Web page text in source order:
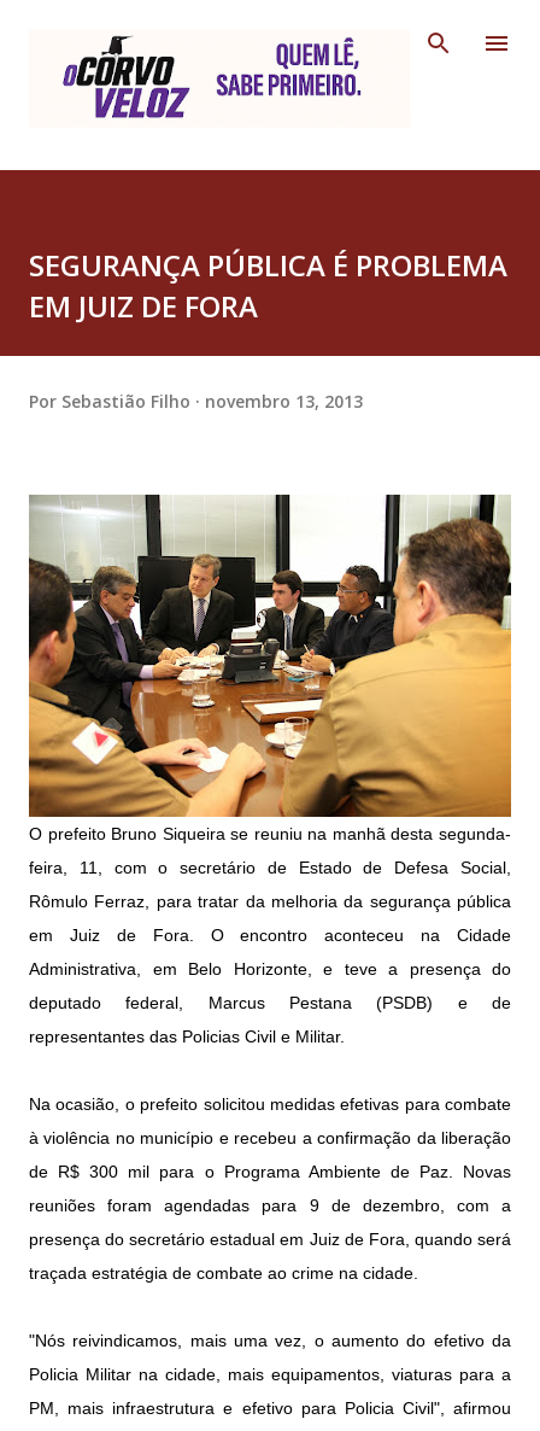
SEGURANÇA PÚBLICA É PROBLEMA
EM JUIZ DE FORA
Por Sebastião Filho novembro 13, 2013
O prefeito Bruno Siqueira se reuniu na manhã desta segunda-
feira, 11, com o secretário de Estado de Defesa Social,
Rômulo Ferraz, para tratar da melhoria da segurança pública
em Juiz de Fora. O encontro aconteceu na Cidade
Administrativa, em Belo Horizonte, e teve a presença do
deputado federal, Marcus Pestana (PSDB) e de
representantes das Policias Civil e Militar.
Na ocasião, o prefeito solicitou medidas efetivas para combate
à violência no município e recebeu a confirmação da liberação
de R$ 300 mil para o Programa Ambiente de Paz. Novas
reuniões foram agendadas para 9 de dezembro, com a
presença do secretário estadual em Juiz de Fora, quando será
traçada estratégia de combate ao crime na cidade.
"Nós reivindicamos, mais uma vez, o aumento do efetivo da
Policia Militar na cidade, mais equipamentos, viaturas para a
PM, mais infraestrutura e efetivo para Policia Civil", afirmou